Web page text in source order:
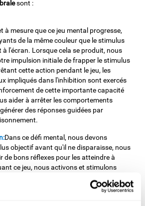
sont :
à mesure que ce jeu mental progresse,
de la même couleur que le stimulus
l'écran. Lorsque cela se produit, nous
impulsion initiale de frapper le stimulus
cette action pendant le jeu, les
impliqués dans l'inhibition sont exercés
de cette importante capacité
aider à arrêter les comportements
des réponses guidées par
Dans ce défi mental, nous devons
objectif avant qu'il ne disparaisse, nous
de bons réflexes pour les atteindre à
ce jeu, nous activons et stimulons
aider à agir rapidement face à différents